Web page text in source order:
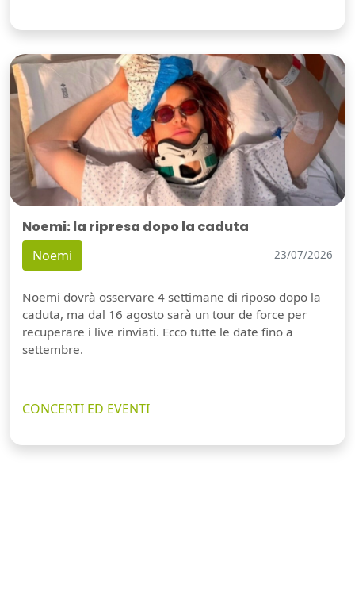
Noemi: la ripresa dopo la caduta
Noemi 23/07/2026
Noemi dovrà osservare 4 settimane di riposo dopo la
caduta, ma dal 16 agosto sarà un tour de force per
recuperare i live rinviati. Ecco tutte le date fino a
settembre.
CONCERTI ED EVENTI